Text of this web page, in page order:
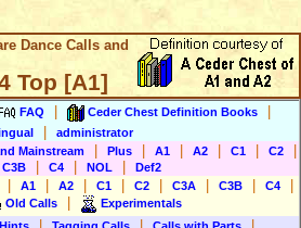
Dance Calls and
Top [A1]
FAQ Ceder Chest Definition Books
administrator
Mainstream Plus A1 A2 C1 C2
C3B C4 NOL
Def2
A1 A2 C1 C2 C3A C3B C4
Old Calls
Experimentals